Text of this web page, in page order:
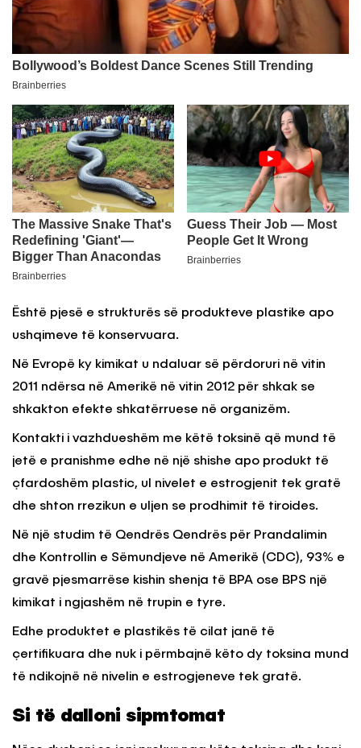
Është pjesë e strukturës së produkteve plastike apo
ushqimeve të konservuara.
Në Evropë ky kimikat u ndaluar së përdoruri në vitin
2011 ndërsa në Amerikë në vitin 2012 për shkak se
shkakton efekte shkatërruese në organizëm.
Kontakti i vazhdueshëm me këtë toksinë që mund të
jetë e pranishme edhe në një shishe apo produkt të
çfardoshëm plastic, ul nivelet e estrogjenit tek gratë
dhe shton rrezikun e uljen se prodhimit të tiroides.
Në një studim të Qendrës Qendrës për Prandalimin
dhe Kontrollin e Sëmundjeve në Amerikë (CDC), 93% e
gravë pjesmarrëse kishin shenja të BPA ose BPS një
kimikat i ngjashëm në trupin e tyre.
Edhe produktet e plastikës të cilat janë të
çertifikuara dhe nuk i përmbajnë këto dy toksina mund
të ndikojnë në nivelin e estrogjeneve tek gratë.
Si të dalloni sipmtomat